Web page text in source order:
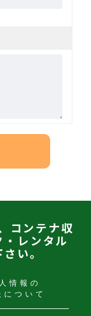
コンテナ収
レンタル
い。
情報の
について